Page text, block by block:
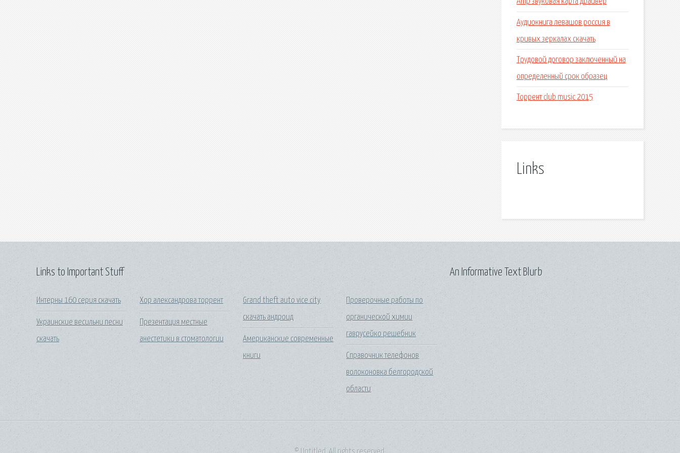
Аудиокнига левашов россия в
кривых зеркалах скачать
Трудовой договор заключенный на
определенный срок образец
Торрент club music 2015
Links
Links to Important Stuff
Интерны 160 серия скачать
Украинские весильни песни
скачать
Хор александрова торрент
Презентация местные
анестетики в стоматологии
Grand theft auto vice city
скачать андроид
Американские современные
книги
Проверочные работы по
органической химии
гаврусейко решебник
Справочник телефонов
волоконовка белгородской
области
An Informative Text Blurb